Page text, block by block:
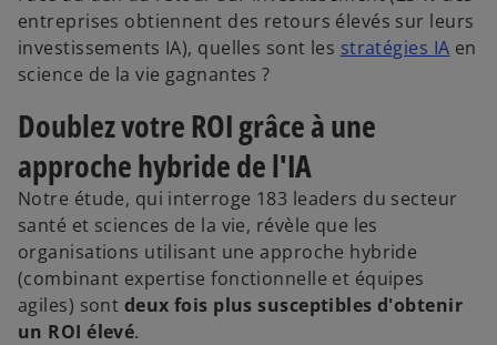
entreprises obtiennent des retours élevés sur leurs
investissements IA), quelles sont les stratégies IA en
science de la vie gagnantes ?
Doublez votre ROI grâce à une
approche hybride de l'IA
Notre étude, qui interroge 183 leaders du secteur
santé et sciences de la vie, révèle que les
organisations utilisant une approche hybride
(combinant expertise fonctionnelle et équipes
agiles) sont deux fois plus susceptibles d'obtenir
un ROI élevé.